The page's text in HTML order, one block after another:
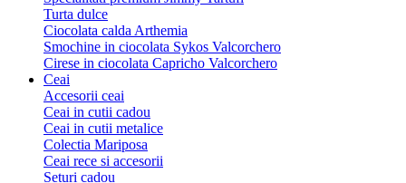
Turta dulce
Ciocolata calda Arthemia
Smochine in ciocolata Sykos Valcorchero
Cirese in ciocolata Capricho Valcorchero
Ceai
Accesorii ceai
Ceai in cutii cadou
Ceai in cutii metalice
Colectia Mariposa
Ceai rece si accesorii
Seturi cadou